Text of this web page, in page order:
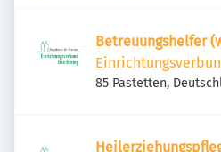
Betreuungshelfer
85 Pastetten,